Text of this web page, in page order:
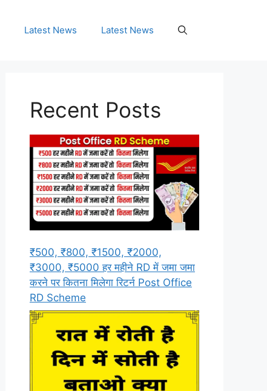
Latest News Latest News
Recent Posts
₹500, ₹800, ₹1500, ₹2000,
₹3000, ₹5000 हर महीने RD में जमा जमा
करने पर कितना मिलेगा रिटर्न Post Office
RD Scheme